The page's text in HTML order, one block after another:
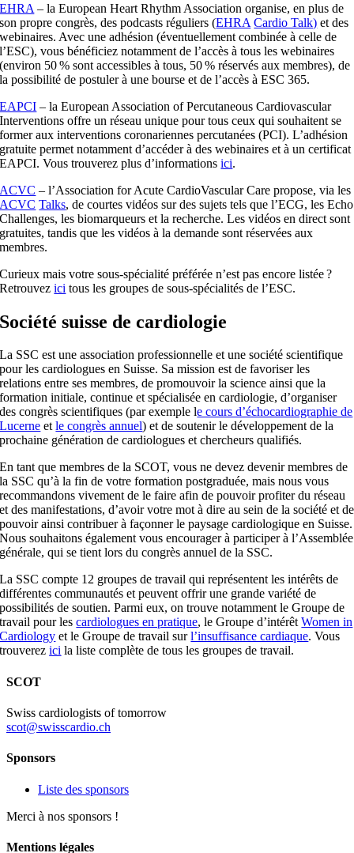
EHRA – la European Heart Rhythm Association organise, en plus de
son propre congrès, des podcasts réguliers (EHRA Cardio Talk) et des
webinaires. Avec une adhésion (éventuellement combinée à celle de
l’ESC), vous bénéficiez notamment de l’accès à tous les webinaires
(environ 50 % sont accessibles à tous, 50 % réservés aux membres), de
la possibilité de postuler à une bourse et de l’accès à ESC 365.
EAPCI – la European Association of Percutaneous Cardiovascular
Interventions offre un réseau unique pour tous ceux qui souhaitent se
former aux interventions coronariennes percutanées (PCI). L’adhésion
gratuite permet notamment d’accéder à des webinaires et à un certificat
EAPCI. Vous trouverez plus d’informationsici.
ACVC – l’Association for Acute CardioVascular Care propose, via les
ACVC Talks, de courtes vidéos sur des sujets tels que l’ECG, les Echo
Challenges, les biomarqueurs et la recherche. Les vidéos en direct sont
gratuites, tandis que les vidéos à la demande sont réservées aux
membres.
Curieux mais votre sous-spécialité préférée n’est pas encore listée ?
Retrouvezici tous les groupes de sous-spécialités de l’ESC.
Société suisse de cardiologie
La SSC est une association professionnelle et une société scientifique
pour les cardiologues en Suisse. Sa mission est de favoriser les
relations entre ses membres, de promouvoir la science ainsi que la
formation initiale, continue et spécialisée en cardiologie, d’organiser
des congrès scientifiques (par exemple le cours d’échocardiographie de
Lucerne etle congrès annuel) et de soutenir le développement de la
prochaine génération de cardiologues et chercheurs qualifiés.
En tant que membres de la SCOT, vous ne devez devenir membres de
la SSC qu’à la fin de votre formation postgraduée, mais nous vous
recommandons vivement de le faire afin de pouvoir profiter du réseau
et des manifestations, d’avoir votre mot à dire au sein de la société et de
pouvoir ainsi contribuer à façonner le paysage cardiologique en Suisse.
Nous souhaitons également vous encourager à participer à l’Assemblée
générale, qui se tient lors du congrès annuel de la SSC.
La SSC compte 12 groupes de travail qui représentent les intérêts de
différentes communautés et peuvent offrir une grande variété de
possibilités de soutien. Parmi eux, on trouve notamment le Groupe de
travail pour lescardiologues en pratique, le Groupe d’intérêtWomen in
Cardiology et le Groupe de travail surl’insuffisance cardiaque.Vous
trouverezici la liste complète de tous les groupes de travail.
SCOT
Swiss cardiologists of tomorrow
scot@swisscardio.ch
Sponsors
Liste des sponsors
Merci à nos sponsors !
Mentions légales